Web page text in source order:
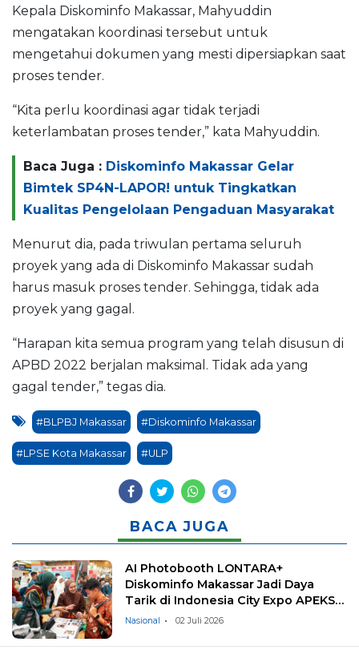
Kepala Diskominfo Makassar, Mahyuddin
mengatakan koordinasi tersebut untuk
mengetahui dokumen yang mesti dipersiapkan saat
proses tender.
“Kita perlu koordinasi agar tidak terjadi
keterlambatan proses tender,” kata Mahyuddin.
Baca Juga : Diskominfo Makassar Gelar
Bimtek SP4N-LAPOR! untuk Tingkatkan
Kualitas Pengelolaan Pengaduan Masyarakat
Menurut dia, pada triwulan pertama seluruh
proyek yang ada di Diskominfo Makassar sudah
harus masuk proses tender. Sehingga, tidak ada
proyek yang gagal.
“Harapan kita semua program yang telah disusun di
APBD 2022 berjalan maksimal. Tidak ada yang
gagal tender,” tegas dia.
#BLPBJ Makassar #Diskominfo Makassar
#LPSE Kota Makassar #ULP
BACA JUGA
AI Photobooth LONTARA+
Diskominfo Makassar Jadi Daya
Tarik di Indonesia City Expo APEKSI
2026
Nasional 02 Juli 2026